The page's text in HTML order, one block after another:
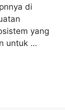
di
yang
untuk …